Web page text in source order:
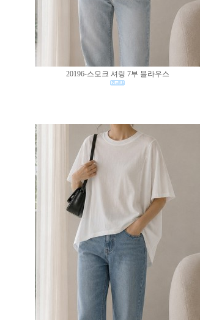
20196-스모크 셔링 7부 블라우스